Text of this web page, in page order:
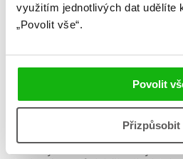
využitím jednotlivých dat udělíte
„Povolit vše“.
Povolit
Přizpůsobit
#kendareblake #pětnázorů
5 názorů na Tři temné koruny
Na ostrově Fennbrinu se v každé